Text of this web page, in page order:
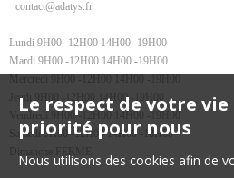
contact@adatys.fr
Lundi 9H00 -12H00 14H00 -19H00
Mardi 9H00 -12H00 14H00 -19H00
Jeudi 9H00 -12H00 14H00 -19H00
Vendredi 9H00 -12H00 14H00 -19H00
Samedi 9H00 -12H00 14H00 -18H00
Le respect de votre
priorité pour nous
Nous utilisons des cookies afin de